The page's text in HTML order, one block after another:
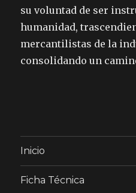
su voluntad de ser
humanidad,
mercantilistas de la
consolidando un
Inicio
Ficha Técnica